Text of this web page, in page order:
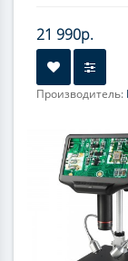
21 990р.
Производитель:
Фокусировка: